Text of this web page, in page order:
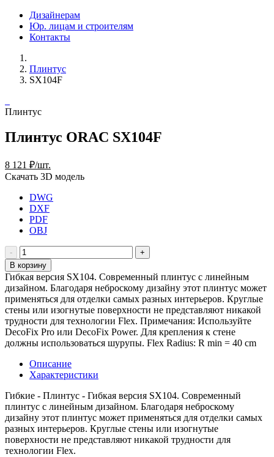
Дизайнерам
Юр. лицам и строителям
Контакты
Плинтус
SX104F
Плинтус
Плинтус ORAC SX104F
8 121 ₽/шт.
Скачать 3D модель
DWG
DXF
PDF
OBJ
В корзину
Гибкая версия SX104. Современный плинтус с линейным
дизайном. Благодаря неброскому дизайну этот плинтус может
применяться для отделки самых разных интерьеров. Круглые
стены или изогнутые поверхности не представляют никакой
трудности для технологии Flex. Примечания: Используйте
DecoFix Pro или DecoFix Power. Для крепления к стене
должны использоваться шурупы. Flex Radius: R min = 40 cm
Описание
Характеристики
Гибкие - Плинтус - Гибкая версия SX104. Современный
плинтус с линейным дизайном. Благодаря неброскому
дизайну этот плинтус может применяться для отделки самых
разных интерьеров. Круглые стены или изогнутые
поверхности не представляют никакой трудности для
технологии Flex.